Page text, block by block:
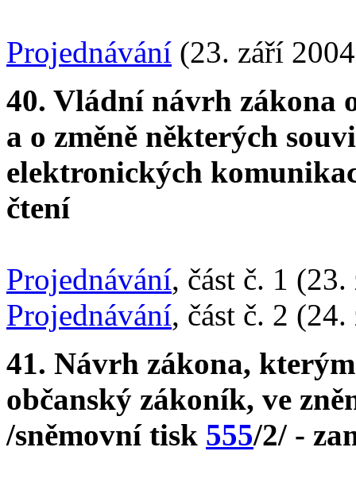
Projednávání (23. září
40. Vládní návrh zákona
a o změně některých
elektronických
čtení
Projednávání, část č. 1
Projednávání, část č. 2
41. Návrh zákona,
občanský zákoník, ve
/sněmovní tisk 555/2/ -